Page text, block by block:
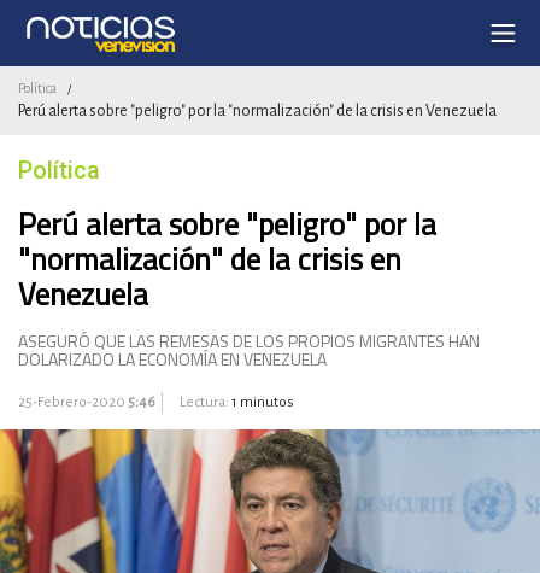
Política /
Perú alerta sobre "peligro" por la "normalización" de la crisis en Venezuela
Política
Perú alerta sobre "peligro" por la
"normalización" de la crisis en
Venezuela
ASEGURÓ QUE LAS REMESAS DE LOS PROPIOS MIGRANTES HAN
DOLARIZADO LA ECONOMÍA EN VENEZUELA
25-Febrero-2020 5:46 Lectura: 1 minutos